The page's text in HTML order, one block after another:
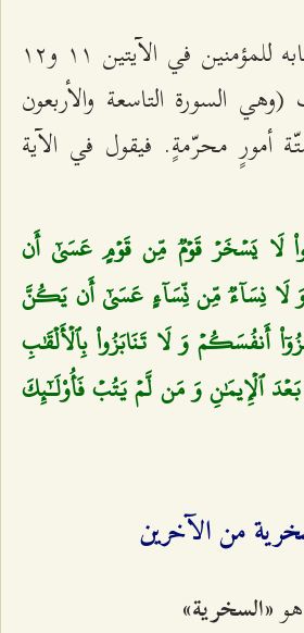
يُبيّن الله في خطابه للمؤمنين في الآيتين ۱۱ و۱٢
السورة التاسعة والأربعون
أمورٍ محرّمةٍ. فيقول في الآية
لَا يَسۡخَرۡ قَوۡمٞ مِّن قَوۡمٍ عَسَىٰٓ أَن
لَا نِسَآءٞ مِّن نِّسَآءٍ عَسَىٰٓ أَن يَكُنَّ
أَنفُسَكُمۡ وَ لَا تَنَابَزُواْ بِٱلۡأَلۡقَٰبِ
ٱلۡإِيمَٰنِ وَ مَن لَّمۡ يَتُبۡ فَأُوْلَـٰٓئِكَ
من الآخرين
هو «السخرية»